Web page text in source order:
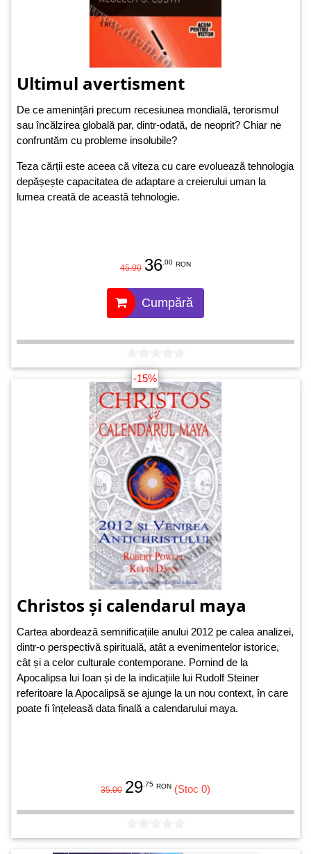
Ultimul avertisment
De ce amenințări precum recesiunea mondială, terorismul
sau încălzirea globală par, dintr-odată, de neoprit? Chiar ne
confruntăm cu probleme insolubile?
Teza cărții este aceea că viteza cu care evoluează tehnologia
depășește capacitatea de adaptare a creierului uman la
lumea creată de această tehnologie.
45.00 36 .00 RON
Cumpără
-15%
Christos și calendarul maya
Cartea abordează semnificațiile anului 2012 pe calea analizei,
dintr-o perspectivă spirituală, atât a evenimentelor istorice,
cât și a celor culturale contemporane. Pornind de la
Apocalipsa lui Ioan și de la indicațiile lui Rudolf Steiner
referitoare la Apocalipsă se ajunge la un nou context, în care
poate fi înțeleasă data finală a calendarului maya.
35.00 29 .75 RON (Stoc 0)